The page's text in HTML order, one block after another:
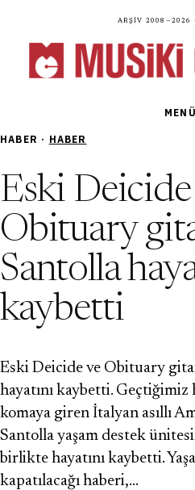
Arşiv 2008—2026
MENÜ
HABER · HABER
Eski
Obituary
Santolla
kaybetti
Eski Deicide ve Obituary
hayatını kaybetti.
komaya giren İtalyan asıllı
Santolla yaşam destek
birlikte hayatını kaybetti.
kapatılacağı haberi,…